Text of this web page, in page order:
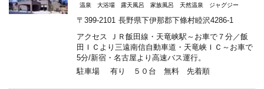
温泉
大浴場 露天風呂 家族風呂 天然温泉 ジャグジー
〒399-2101 長野県下伊那郡下條村睦沢4286-1
アクセス
ＪＲ飯田線・天竜峡駅～お車で７分／飯
田ＩＣより三遠南信自動車道・天竜峡ＩＣ～お車で
5分/新宿・名古屋より高速バス運行。
駐車場
有り ５０台 無料 先着順